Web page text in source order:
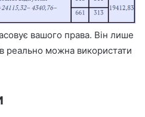
вашого права. Він лише
реально можна використати